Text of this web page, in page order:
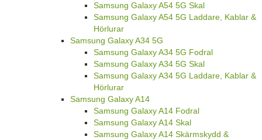
Samsung Galaxy A54 5G Skal
Samsung Galaxy A54 5G Laddare, Kablar &
Hörlurar
Samsung Galaxy A34 5G
Samsung Galaxy A34 5G Fodral
Samsung Galaxy A34 5G Skal
Samsung Galaxy A34 5G Laddare, Kablar &
Hörlurar
Samsung Galaxy A14
Samsung Galaxy A14 Fodral
Samsung Galaxy A14 Skal
Samsung Galaxy A14 Skärmskydd &